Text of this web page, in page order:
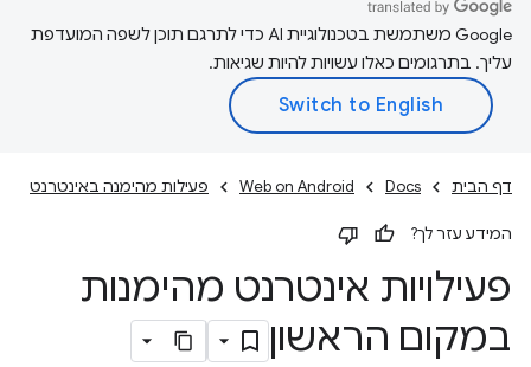
‫Google משתמשת בטכנולוגיית AI כדי לתרגם תוכן לשפה המועדפת
עליך. בתרגומים כאלו עשויות להיות שגיאות.
דף הבית Docs
Web on Android פעילות מהימנה באינטרנט
המידע עזר לך?
פעילויות אינטרנט מהימנות
במקום הראשון